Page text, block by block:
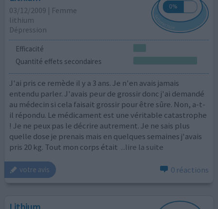
03/12/2009 | Femme
lithium
Dépression
Efficacité
Quantité effets secondaires
J'ai pris ce remède il y a 3 ans. Je n'en avais jamais
entendu parler. J'avais peur de grossir donc j'ai demandé
au médecin si cela faisait grossir pour être sûre. Non, a-t-
il répondu. Le médicament est une véritable catastrophe
! Je ne peux pas le décrire autrement. Je ne sais plus
quelle dose je prenais mais en quelques semaines j'avais
pris 20 kg. Tout mon corps était ...lire la suite
votre avis 0 réactions